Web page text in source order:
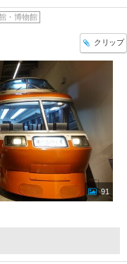
・博物館
クリップ
91